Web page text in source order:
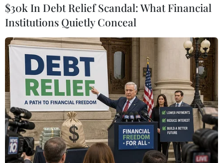
Biểu tượng nền tảng TikTok trên màn hình điện thoại ở Arlington,
Virginia, Mỹ. (Ảnh: THX/TTXVN)
Một nhà lập pháp cấp cao của đảng Cộng hòa đã
lên tiếng bày tỏ lo ngại về thỏa thuận khung với
Trung Quốc do Tổng thống Donald Trump công
bố hôm 16/9 nhằm giữ cho TikTok tiếp tục hoạt
động tại Mỹ.
$30k In Debt Relief Scandal: What Financial
Institutions Quietly Conceal